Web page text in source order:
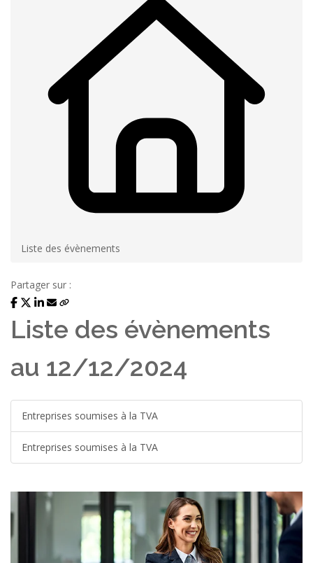
Liste des évènements
Partager sur :
Liste des évènements
au 12/12/2024
Entreprises soumises à la TVA
Entreprises soumises à la TVA